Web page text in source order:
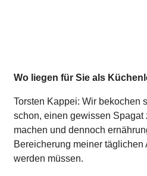
Wo liegen für Sie als
Torsten Kappei: Wir bekochen
schon, einen gewissen
machen und dennoch
Bereicherung meiner
werden müssen.